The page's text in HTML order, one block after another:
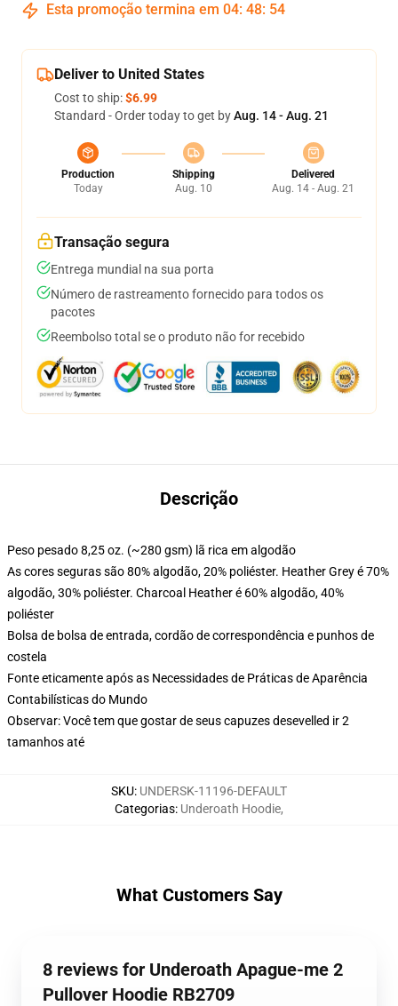
Esta promoção termina em 04: 48: 54
Deliver to United States
Cost to ship:$6.99
Standard - Order today to get byAug. 14 - Aug. 21
Production
Today
Shipping
Aug. 10
Delivered
Aug. 14 - Aug. 21
Transação segura
Entrega mundial na sua porta
Número de rastreamento fornecido para todos os
pacotes
Reembolso total se o produto não for recebido
Descrição
Peso pesado 8,25 oz. (~280 gsm) lã rica em algodão
As cores seguras são 80% algodão, 20% poliéster. Heather Grey é 70%
algodão, 30% poliéster. Charcoal Heather é 60% algodão, 40%
poliéster
Bolsa de bolsa de entrada, cordão de correspondência e punhos de
costela
Fonte eticamente após as Necessidades de Práticas de Aparência
Contabilísticas do Mundo
Observar: Você tem que gostar de seus capuzes desevelled ir 2
tamanhos até
SKU: UNDERSK-11196-DEFAULT
Categorias: Underoath Hoodie,
What Customers Say
8 reviews for Underoath Apague-me 2
Pullover Hoodie RB2709